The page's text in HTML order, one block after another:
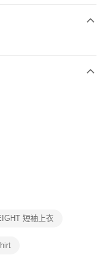
轉至「AFTEE先享後付」
連結，可透過四大超商／
易完成。
頁面顯示為準，若有關於
請聯繫「AFTEE先享後付
support/home
先享後付」服務完成之交
短袖上衣